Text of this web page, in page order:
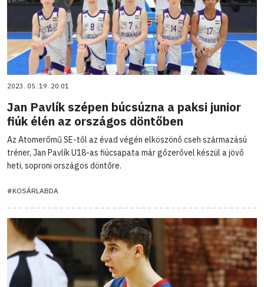
2023. 05. 19. 20:01
Jan Pavlík szépen búcsúzna a paksi junior
fiúk élén az országos döntőben
Az Atomerőmű SE-től az évad végén elköszönő cseh származású
tréner, Jan Pavlík U18-as fiúcsapata már gőzerővel készül a jövő
heti, soproni országos döntőre.
#KOSÁRLABDA